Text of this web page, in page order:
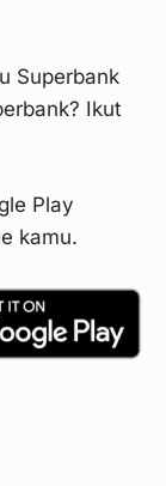
Superbank
Ikut
Play
kamu.